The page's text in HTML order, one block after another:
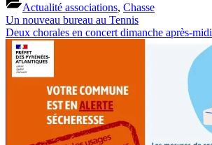
Actualité associations, Chasse
Navigation
de
l’article
Previous
Post:
Un nouveau bureau au Tennis
Next
Post:
Deux chorales en concert dimanche après-midi